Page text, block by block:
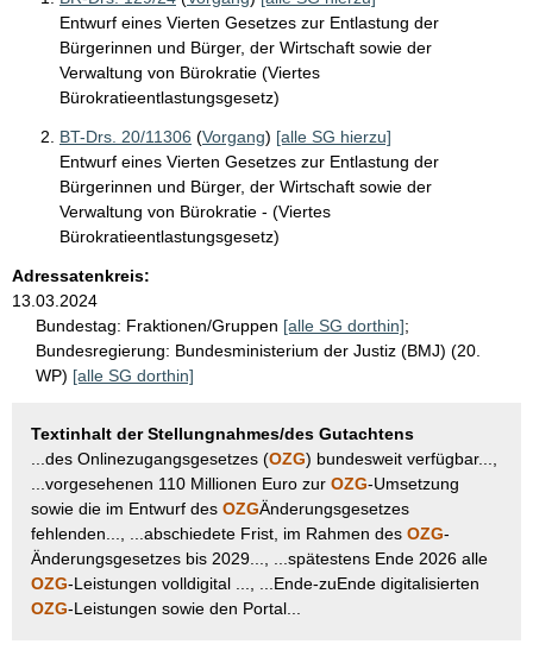
Entwurf eines Vierten Gesetzes zur Entlastung der
Bürgerinnen und Bürger, der Wirtschaft sowie der
Verwaltung von Bürokratie (Viertes
Bürokratieentlastungsgesetz)
BT-Drs. 20/11306 (Vorgang) [alle SG hierzu]
Entwurf eines Vierten Gesetzes zur Entlastung der
Bürgerinnen und Bürger, der Wirtschaft sowie der
Verwaltung von Bürokratie - (Viertes
Bürokratieentlastungsgesetz)
Adressatenkreis:
13.03.2024
Bundestag: Fraktionen/Gruppen [alle SG dorthin];
Bundesregierung: Bundesministerium der Justiz (BMJ) (20.
WP) [alle SG dorthin]
Textinhalt der Stellungnahmes/des Gutachtens
...des Onlinezugangsgesetzes (OZG) bundesweit verfügbar...,
...vorgesehenen 110 Millionen Euro zur OZG-Umsetzung
sowie die im Entwurf des OZGÄnderungsgesetzes
fehlenden..., ...abschiedete Frist, im Rahmen des OZG-
Änderungsgesetzes bis 2029..., ...spätestens Ende 2026 alle
OZG-Leistungen volldigital ..., ...Ende-zuEnde digitalisierten
OZG-Leistungen sowie den Portal...